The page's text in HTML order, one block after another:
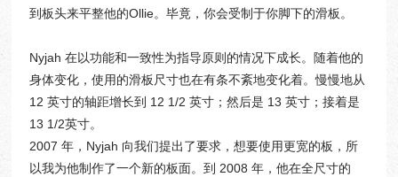
到板头来平整他的Ollie。毕竟，你会受制于你脚下的滑板。
Nyjah 在以功能和一致性为指导原则的情况下成长。随着他的
身体变化，使用的滑板尺寸也在有条不紊地变化着。慢慢地从
12 英寸的轴距增长到 12 1/2 英寸；然后是 13 英寸；接着是
13 1/2英寸。
2007 年，Nyjah 向我们提出了要求，想要使用更宽的板，所
以我为他制作了一个新的板面。到 2008 年，他在全尺寸的